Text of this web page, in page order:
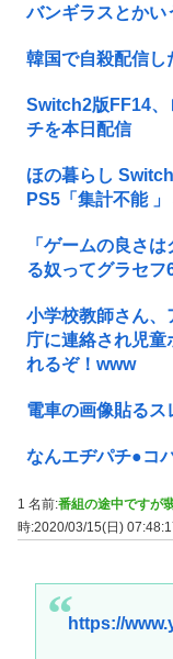
バンギラスとかい
韓国で自殺配信し
Switch2版FF14、
チを本日配信
ほの暮らし
PS5「集計不能
「ゲームの良さ
る奴ってグラセフ
小学校教師さん、
庁に連絡され児童
れるぞ！www
電車の画像貼るス
なんエヂパチ●コ
1 名前:番組の途中ですが
時:2020/03/15(日)
https://